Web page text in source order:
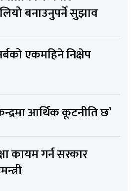
बनाउनुपर्ने सुझाव
एकमहिने निक्षेप
आर्थिक कूटनीति छ’
कायम गर्न सरकार